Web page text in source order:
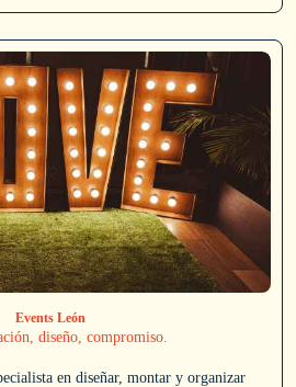
Events León
diseño, compromiso.
en diseñar, montar y organizar